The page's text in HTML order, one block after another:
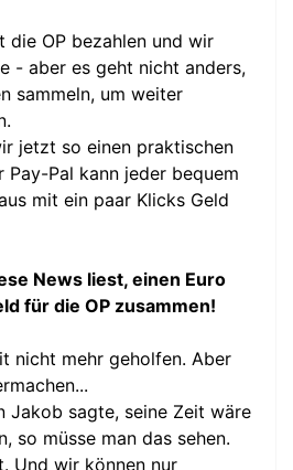
die OP bezahlen und wir
- aber es geht nicht anders,
sammeln, um weiter
jetzt so einen praktischen
Pay-Pal kann jeder bequem
mit ein paar Klicks Geld
News liest, einen Euro
für die OP zusammen!
nicht mehr geholfen. Aber
Jakob sagte, seine Zeit wäre
so müsse man das sehen.
Und wir können nur